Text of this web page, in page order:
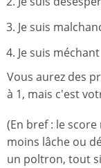
Je suis
Je suis méchant
Vous aurez des
à 1, mais c'est
(En bref : le
moins lâche ou
un poltron, tout